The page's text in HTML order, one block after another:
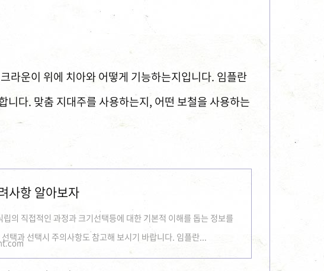
라운이 위에 치아와 어떻게 기능하는지입니다. 임플란
니다. 맞춤 지대주를 사용하는지, 어떤 보철을 사용하는
사항 알아보자
의 직접적인 과정과 크기선택등에 대한 기본적 이해를 돕는 정보를
택과 선택시 주의사항도 참고해 보시기 바랍니다. 임플란...